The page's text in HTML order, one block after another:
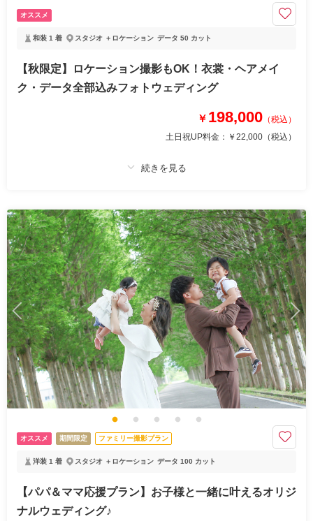
オススメ
和装 1 着 スタジオ ＋ロケーション データ 50 カット
【秋限定】ロケーション撮影もOK！衣裳・ヘアメイ
ク・データ全部込みフォトウェディング
￥ 198,000 （税込）
土日祝UP料金： ￥22,000 （税込）
撮影料 新婦衣装1着 新郎衣装1着
着付け ヘアメイク 小物一式
アルバム データ 50 カット 台紙付写真
衣装追加 会食 挙式
家族と撮影 家族用衣装レンタル ペットと撮影
その他含むもの
プラン内での撮影可能なオールインプランです ▽無料セット▲スタジオ撮
影//アテンドスタッフ/刺繍襟/色小物//草履// 和傘 等
データ50カットとロケーション撮影がついたお得なプラン！
【金澤和装Beauty!「前撮り」「別撮り」にもおススメ】
アフロディーテ金沢店衣装専門店ならではの品揃えでお気に入りの1着を
叶えて！
衣装プランナーと専属美容師が丁寧に衣装やヘアメイクをご提案するので
安心して臨めます♪
このプランで撮影可能な撮影レポート
オススメ 期間限定 ファミリー撮影プラン
洋装 1 着 スタジオ ＋ロケーション データ 100 カット
【パパ＆ママ応援プラン】お子様と一緒に叶えるオリジ
ナルウェディング♪